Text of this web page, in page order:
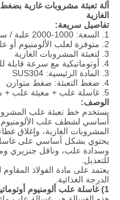
الغازية
تفاصيل سريعة:
1. السعة: 1000-2000 علبة / ساعة
2. متوفرة لعلب الألومنيوم أو علب PET
3. لتعبئة المشروبات الغازية
4. أوتوماتيكية مع سرعة قابلة للتعديل
3. المادة الرئيسية: SUS304
4. ضغط التعبئة: ضغط متوازن
5. غاسلة علب + معبئة علب + سدادة علب.
الوصف:
يستخدم خط تعبئة علب
المشروبات الغازية، وإغلاق
يحتوي بشكل أساسي على
وسدادة علب، وناقل جنزيري
للتعديل.
الدرجة الغذائية.
1) غاسلة علب ألومنيوم أوتوماتيكية جديدة: